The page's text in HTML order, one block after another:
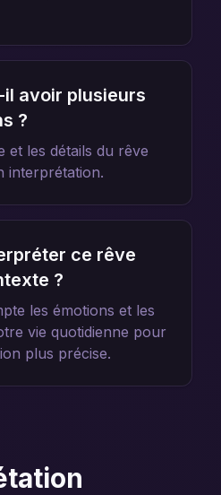
avoir plusieurs
?
et les détails du rêve
interprétation.
ce rêve
?
les émotions et les
vie quotidienne pour
plus précise.